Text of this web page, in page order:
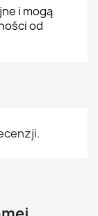
i mogą
od